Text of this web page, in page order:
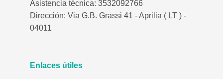
Asistencia técnica: 3532092766
Dirección: Via G.B. Grassi 41 - Aprilia ( LT ) -
04011
Enlaces útiles